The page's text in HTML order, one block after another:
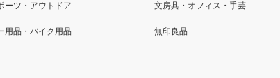
ーツ・アウトドア 文房具・オフィス・手芸
用品・バイク用品 無印良品